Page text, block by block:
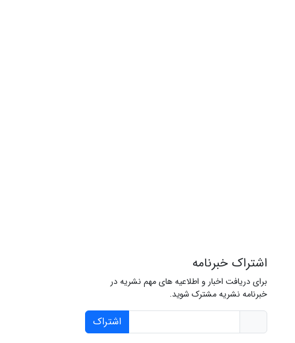
اشتراک خبرنامه
برای دریافت اخبار و اطلاعیه های مهم نشریه در
خبرنامه نشریه مشترک شوید.
اشتراک